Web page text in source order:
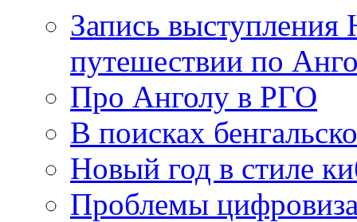
Запись
путешествии по
Про Анголу в РГО
В поисках
Новый год в стиле
Проблемы